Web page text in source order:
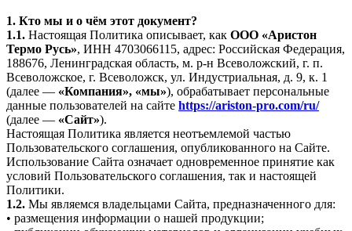
1. Кто мы и о чём этот документ?
1.1. Настоящая Политика описывает, как ООО «Аристон
Термо Русь», ИНН 4703066115, адрес: Российская Федерация,
188676, Ленинградская область, м. р-н Всеволожский, г. п.
Всеволожское, г. Всеволожск, ул. Индустриальная, д. 9, к. 1
(далее — «Компания», «мы»), обрабатывает персональные
данные пользователей на сайте https://ariston-pro.com/ru/
(далее — «Сайт»).
Настоящая Политика является неотъемлемой частью
Пользовательского соглашения, опубликованного на Сайте.
Использование Сайта означает одновременное принятие как
условий Пользовательского соглашения, так и настоящей
Политики.
1.2. Мы являемся владельцами Сайта, предназначенного для:
• размещения информации о нашей продукции;